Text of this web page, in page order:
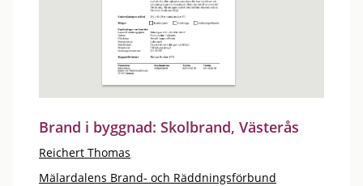
Brand i byggnad: Skolbrand, Västerås
Reichert Thomas
Mälardalens Brand- och Räddningsförbund